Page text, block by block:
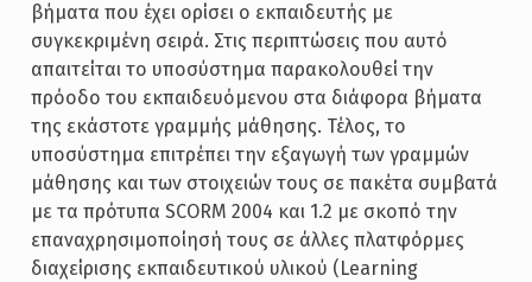
βήματα που έχει ορίσει ο εκπαιδευτής με
συγκεκριμένη σειρά. Στις περιπτώσεις που αυτό
απαιτείται το υποσύστημα παρακολουθεί την
πρόοδο του εκπαιδευόμενου στα διάφορα βήματα
της εκάστοτε γραμμής μάθησης. Τέλος, το
υποσύστημα επιτρέπει την εξαγωγή των γραμμών
μάθησης και των στοιχειών τους σε πακέτα συμβατά
με τα πρότυπα SCORM 2004 και 1.2 με σκοπό την
επαναχρησιμοποίησή τους σε άλλες πλατφόρμες
διαχείρισης εκπαιδευτικού υλικού (Learning